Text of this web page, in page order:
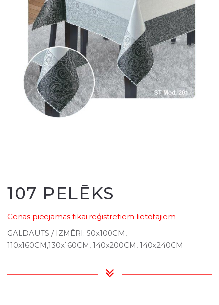
107 PELĒKS
Cenas pieejamas tikai reģistrētiem lietotājiem
GALDAUTS / IZMĒRI: 50x100CM,
110x160CM,130x160CM, 140x200CM, 140x240CM